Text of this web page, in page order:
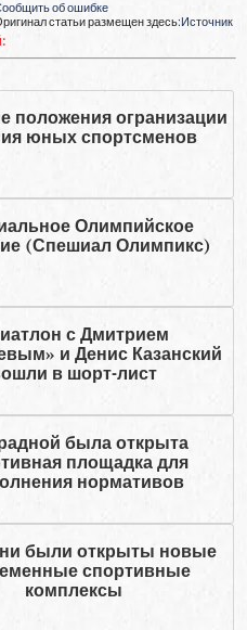
об ошибке
статьи размещен здесь:Источник
положения огранизации
юных спортсменов
Олимпийское
(Спешиал Олимпикс)
с Дмитрием
и Денис Казанский
в шорт-лист
была открыта
площадка для
нормативов
были открыты новые
спортивные
комплексы